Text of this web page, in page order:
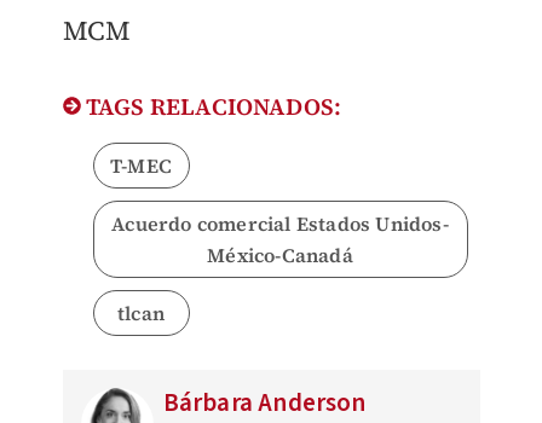
MCM
TAGS RELACIONADOS:
T-MEC
Acuerdo comercial Estados Unidos-
México-Canadá
tlcan
Bárbara Anderson